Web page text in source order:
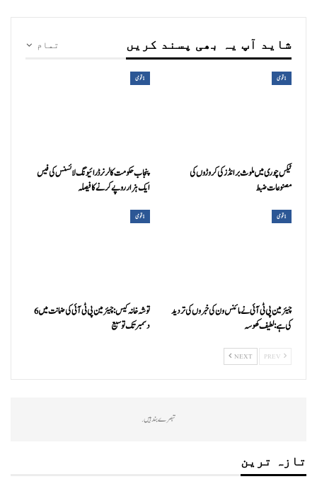
تمام شاید آپ یہ بھی پسند کریں
1 قومی
ٹیکس چوری میں ملوث برانڈز کی کروڑوں کی
مصنوعات ضبط
1 قومی
پنجاب حکومت کا لرنر ڈرائیونگ لائسنس کی فیس
ایک ہزار روپے کرنے کا فیصلہ
1 قومی
چیئرمین پی ٹی آئی نے مائنس ون کی خبروں کی تردید
کی ہے: لطیف کھوسہ
1 قومی
توشہ خانہ کیس: چیئرمین پی ٹی آئی کی ضمانت میں 6
دسمبر تک توسیع
NEXT
تبصرے بند ہیں.
تازہ ترین